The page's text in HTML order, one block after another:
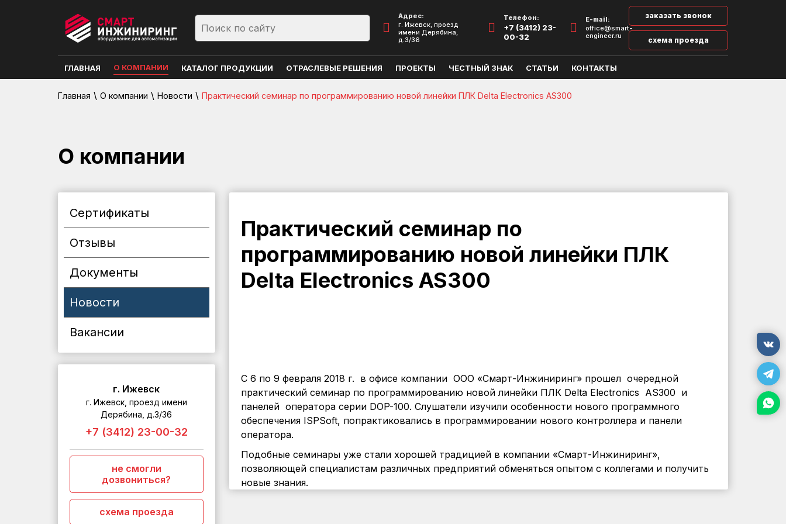
Адрес:
г. Ижевск, проезд
имени Дерябина,
д.3/36
Телефон:
+7 (3412) 23-
00-32
E-mail:
office@smart-
engineer.ru
заказать звонок
схема проезда
ГЛАВНАЯ О КОМПАНИИ КАТАЛОГ ПРОДУКЦИИ ОТРАСЛЕВЫЕ РЕШЕНИЯ ПРОЕКТЫ ЧЕСТНЫЙ ЗНАК СТАТЬИ КОНТАКТЫ
Главная \ О компании \ Новости \ Практический семинар по программированию новой линейки ПЛК Delta Electronics AS300
О компании
Сертификаты
Отзывы
Документы
Новости
Вакансии
г. Ижевск
г. Ижевск, проезд имени
Дерябина, д.3/36
+7 (3412) 23-00-32
не смогли
дозвониться?
схема проезда
Практический семинар по
программированию новой линейки ПЛК
Delta Electronics AS300
С 6 по 9 февраля 2018 г. в офисе компании ООО «Смарт-Инжиниринг» прошел очередной
практический семинар по программированию новой линейки ПЛК Delta Electronics AS300 и
панелей оператора серии DOP-100. Слушатели изучили особенности нового программного
обеспечения ISPSoft, попрактиковались в программировании нового контроллера и панели
оператора.
Подобные семинары уже стали хорошей традицией в компании «Смарт-Инжиниринг»,
позволяющей специалистам различных предприятий обменяться опытом с коллегами и получить
новые знания.